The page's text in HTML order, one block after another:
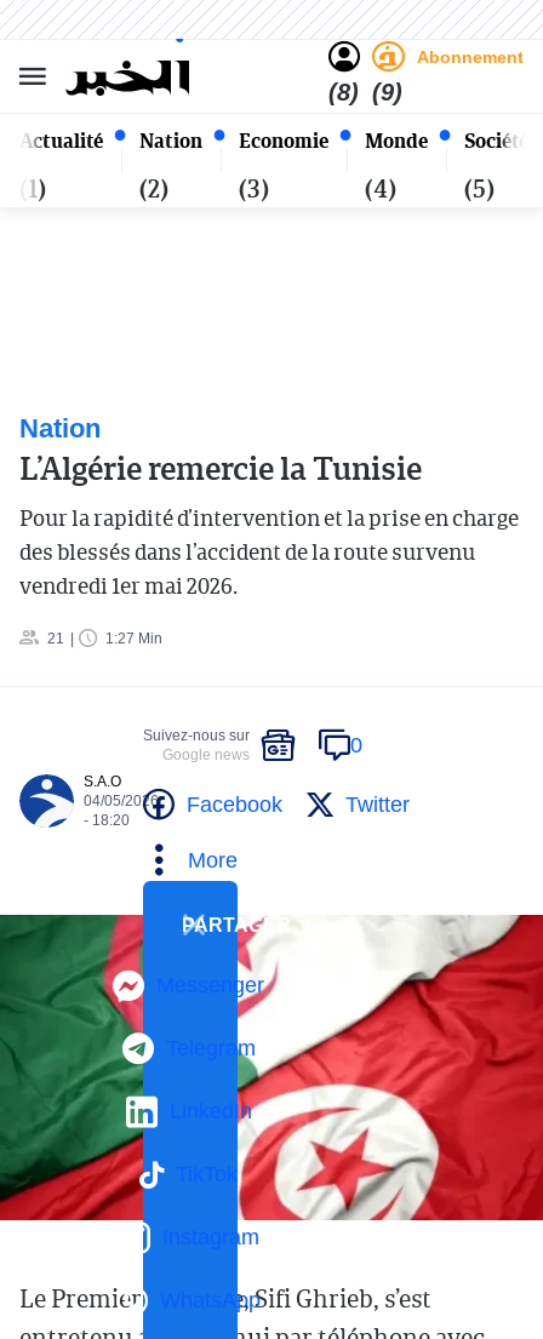
Actualité
(1)
Nation
(2)
Economie
(3)
Monde
(4)
Société
(5)
(8)
Abonnement
(9)
Jeudi 22 Safar 1448 - 06
Août 2026
Alger
Nation
L’Algérie remercie la Tunisie
Pour la rapidité d’intervention et la prise en charge
des blessés dans l’accident de la route survenu
vendredi 1er mai 2026.
21 1:27 Min
S.A.O
04/05/2026
- 18:20
Suivez-nous sur
Google news
0
Facebook Twitter
More
PARTAGER
Messenger
Telegram
LinkedIn
TikTok
Instagram
WhatsApp
Le Premier ministre, Sifi Ghrieb, s’est